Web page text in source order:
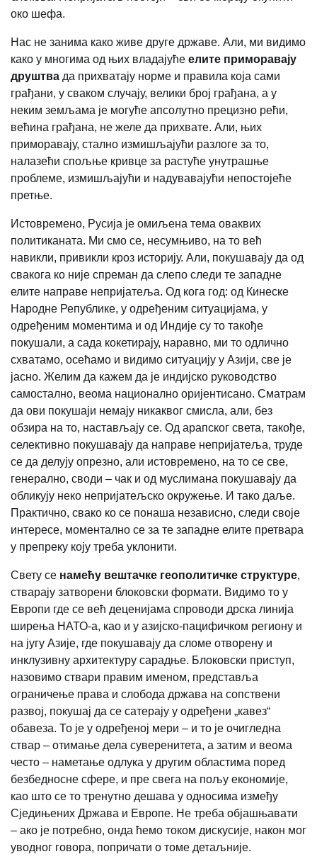
око шефа.
Нас не занима како живе друге државе. Али, ми видимо
како у многима од њих владајуће елите приморавају
друштва да прихватају норме и правила која сами
грађани, у сваком случају, велики број грађана, а у
неким земљама је могуће апсолутно прецизно рећи,
већина грађана, не желе да прихвате. Али, њих
приморавају, стално измишљајући разлоге за то,
налазећи спољње кривце за растуће унутрашње
проблеме, измишљајући и надувавајући непостојеће
претње.
Истовремено, Русија је омиљена тема оваквих
политиканата. Ми смо се, несумњиво, на то већ
навикли, привикли кроз историју. Али, покушавају да од
свакога ко није спреман да слепо следи те западне
елите направе непријатеља. Од кога год: од Кинеске
Народне Републике, у одређеним ситуацијама, у
одређеним моментима и од Индије су то такође
покушали, а сада кокетирају, наравно, ми то одлично
схватамо, осећамо и видимо ситуацију у Азији, све је
јасно. Желим да кажем да је индијско руководство
самостално, веома национално оријентисано. Сматрам
да ови покушаји немају никаквог смисла, али, без
обзира на то, настављају се. Од арапског света, такође,
селективно покушавају да направе непријатеља, труде
се да делују опрезно, али истовремено, на то се све,
генерално, своди – чак и од муслимана покушавају да
обликују неко непријатељско окружење. И тако даље.
Практично, свако ко се понаша независно, следи своје
интересе, моментално се за те западне елите претвара
у препреку коју треба уклонити.
Свету се намећу вештачке геополитичке структуре,
стварају затворени блоковски формати. Видимо то у
Европи где се већ деценијама спроводи дрска линија
ширења НАТО-а, као и у азијско-пацифичком региону и
на југу Азије, где покушавају да сломе отворену и
инклузивну архитектуру сарадње. Блоковски приступ,
назовимо ствари правим именом, представља
ограничење права и слобода држава на сопствени
развој, покушај да се сатерају у одређени „кавез“
обавеза. То је у одређеној мери – и то је очигледна
ствар – отимање дела суверенитета, а затим и веома
често – наметање одлука у другим областима поред
безбедносне сфере, и пре свега на пољу економије,
као што се то тренутно дешава у односима између
Сједињених Држава и Европе. Не треба објашњавати
– ако је потребно, онда ћемо током дискусије, након мог
уводног говора, попричати о томе детаљније.